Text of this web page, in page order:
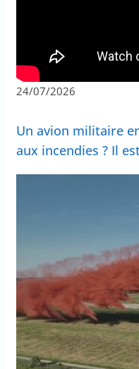
24/07/2026
Un avion militaire
aux incendies ? Il